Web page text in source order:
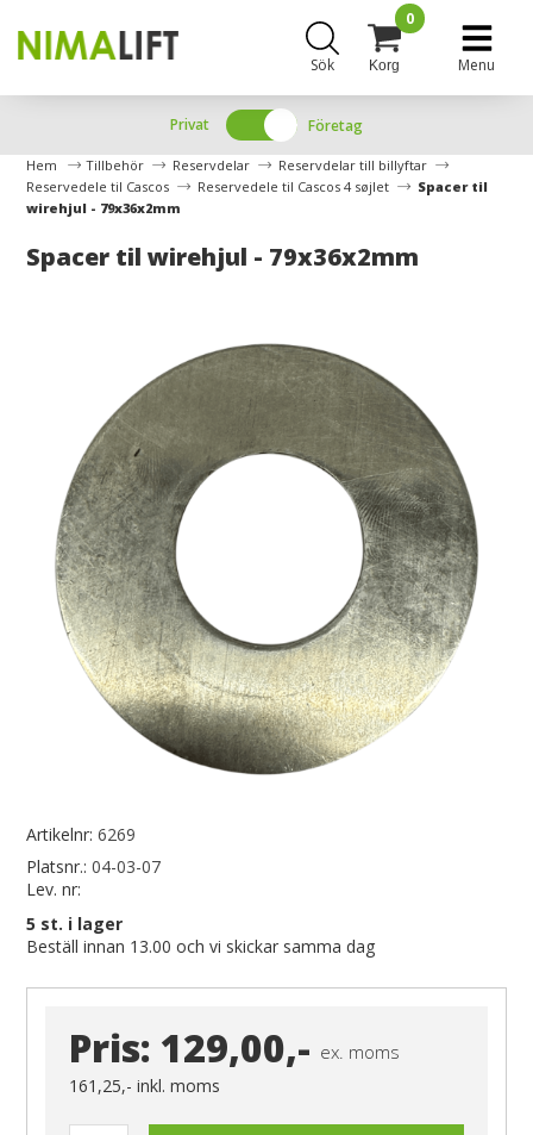
Sök Korg
0
Menu
Privat Företag
Hem Tillbehör Reservdelar
Reservdelar till billyftar
Reservedele til Cascos
Reservedele til Cascos 4 søjlet
Spacer til
wirehjul - 79x36x2mm
Spacer til wirehjul - 79x36x2mm
Artikelnr: 6269
Platsnr.: 04-03-07
Lev. nr:
5 st. i lager
Beställ innan 13.00 och vi skickar samma dag
Pris: 129,00,- ex. moms
161,25,-inkl. moms